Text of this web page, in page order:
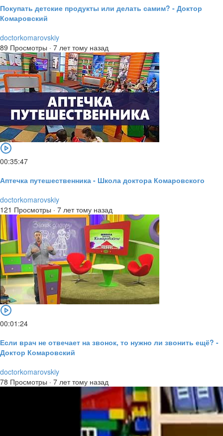
Покупать детские продукты или делать самим? - Доктор
Комаровский
doctorkomarovskiy
89 Просмотры · 7 лет тому назад
00:35:47
Аптечка путешественника - Школа доктора Комаровского
doctorkomarovskiy
121 Просмотры · 7 лет тому назад
00:01:24
Если врач не отвечает на звонок, то нужно ли звонить ещё? -
Доктор Комаровский
doctorkomarovskiy
78 Просмотры · 7 лет тому назад